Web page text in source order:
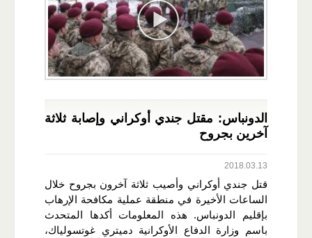
الدونباس: مقتل جندي أوكراني وإصابة ثلاثة
آخرين بجروح
2018.03.13
قتل جندي أوكراني وأصيب ثلاثة آخرون بجروح خلال
الساعات الأخيرة في منطقة عملية مكافحة الإرهاب
بإقليم الدونباس. هذه المعلومات أكدها المتحدث
باسم وزارة الدفاع الأوكرانية دميتري غوتسولياك،